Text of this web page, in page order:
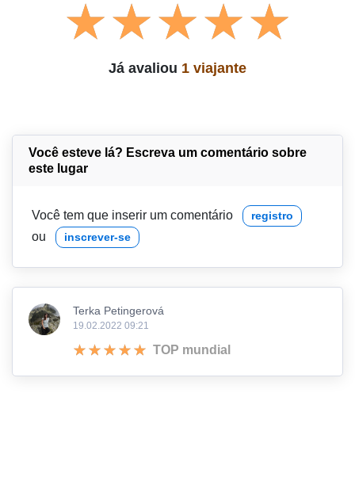
Já avaliou 1 viajante
Você esteve lá? Escreva um comentário sobre
este lugar
Você tem que inserir um comentário registro
ou inscrever-se
Terka Petingerová
19.02.2022 09:21
TOP mundial